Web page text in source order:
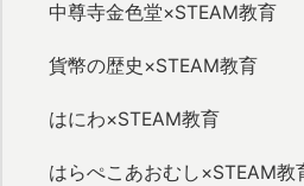
中尊寺金色堂×STEAM教育
貨幣の歴史×STEAM教育
はにわ×STEAM教育
はらぺこあおむし×STEAM教